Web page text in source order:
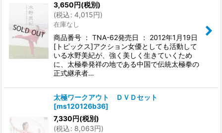
3,650円(税別)
(税込: 4,015円)
在庫なし
商品番号 ： TNA-62発売日 ： 2012年1月19日
[トピックス]アクション女優としても活動して
いる水野美紀が、強く美しく生きていくため
に、太極拳発祥の地である中国で伝統太極拳の
正式継承者…
太極ワークアウト ＤＶＤセット
[ms120126b36]
7,330円(税別)
(税込: 8,063円)